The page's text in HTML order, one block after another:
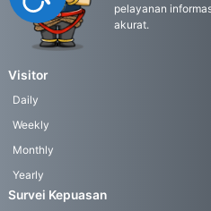
pelayanan
akurat.
Visitor
Daily
Weekly
Monthly
Yearly
Survei Kepuasan